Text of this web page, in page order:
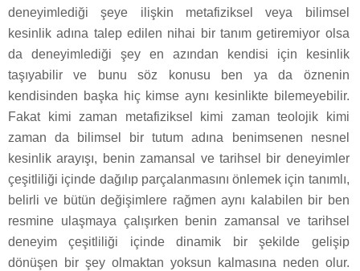
deneyimlediği şeye ilişkin metafiziksel veya bilimsel
kesinlik adına talep edilen nihai bir tanım getiremiyor olsa
da deneyimlediği şey en azından kendisi için kesinlik
taşıyabilir ve bunu söz konusu ben ya da öznenin
kendisinden başka hiç kimse aynı kesinlikte bilemeyebilir.
Fakat kimi zaman metafiziksel kimi zaman teolojik kimi
zaman da bilimsel bir tutum adına benimsenen nesnel
kesinlik arayışı, benin zamansal ve tarihsel bir deneyimler
çeşitliliği içinde dağılıp parçalanmasını önlemek için tanımlı,
belirli ve bütün değişimlere rağmen aynı kalabilen bir ben
resmine ulaşmaya çalışırken benin zamansal ve tarihsel
deneyim çeşitliliği içinde dinamik bir şekilde gelişip
dönüşen bir şey olmaktan yoksun kalmasına neden olur.